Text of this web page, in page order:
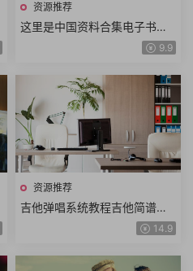
资源推荐
这里是中国资料合集电子书全3
册中国地理科普华夏文明史诗9.9
资源推荐
吉他弹唱系统教程吉他简谱曲
谱300首吉他从入门到进阶到
高阶体系大课157小课时
14.9